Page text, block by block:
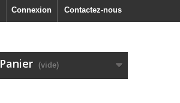
Contactez-nous
Connexion
Panier (vide)